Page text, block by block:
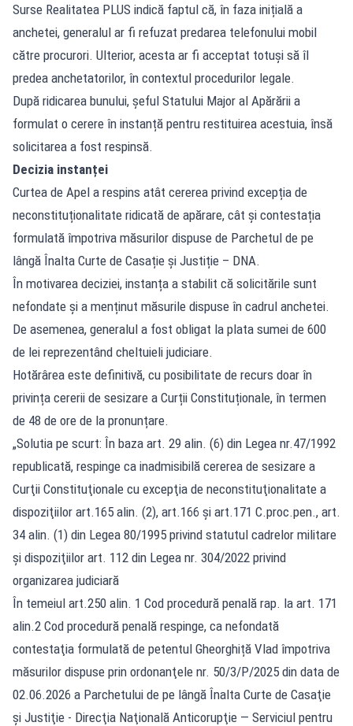
Surse Realitatea PLUS indică faptul că, în faza inițială a
anchetei, generalul ar fi refuzat predarea telefonului mobil
către procurori. Ulterior, acesta ar fi acceptat totuși să îl
predea anchetatorilor, în contextul procedurilor legale.
După ridicarea bunului, șeful Statului Major al Apărării a
formulat o cerere în instanță pentru restituirea acestuia, însă
solicitarea a fost respinsă.
Decizia instanței
Curtea de Apel a respins atât cererea privind excepția de
neconstituționalitate ridicată de apărare, cât și contestația
formulată împotriva măsurilor dispuse de Parchetul de pe
lângă Înalta Curte de Casație și Justiție – DNA.
În motivarea deciziei, instanța a stabilit că solicitările sunt
nefondate și a menținut măsurile dispuse în cadrul anchetei.
De asemenea, generalul a fost obligat la plata sumei de 600
de lei reprezentând cheltuieli judiciare.
Hotărârea este definitivă, cu posibilitate de recurs doar în
privința cererii de sesizare a Curții Constituționale, în termen
de 48 de ore de la pronunțare.
„Solutia pe scurt: În baza art. 29 alin. (6) din Legea nr.47/1992
republicată, respinge ca inadmisibilă cererea de sesizare a
Curţii Constituţionale cu excepţia de neconstituţionalitate a
dispoziţiilor art.165 alin. (2), art.166 şi art.171 C.proc.pen., art.
34 alin. (1) din Legea 80/1995 privind statutul cadrelor militare
şi dispoziţiilor art. 112 din Legea nr. 304/2022 privind
organizarea judiciară
În temeiul art.250 alin. 1 Cod procedură penală rap. la art. 171
alin.2 Cod procedură penală respinge, ca nefondată
contestaţia formulată de petentul Gheorghiță Vlad împotriva
măsurilor dispuse prin ordonanţele nr. 50/3/P/2025 din data de
02.06.2026 a Parchetului de pe lângă Înalta Curte de Casaţie
şi Justiţie - Direcţia Naţională Anticorupţie — Serviciul pentru